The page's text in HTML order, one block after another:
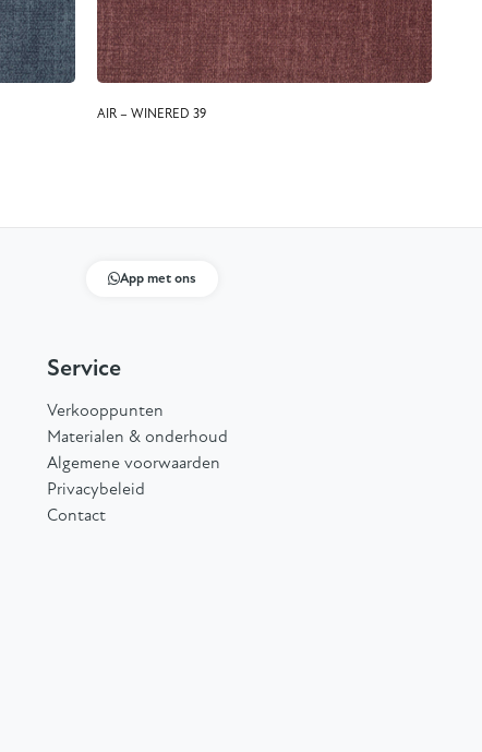
AIR – WINERED 39
App met ons
Service
Verkooppunten
Materialen & onderhoud
Algemene voorwaarden
Privacybeleid
Contact